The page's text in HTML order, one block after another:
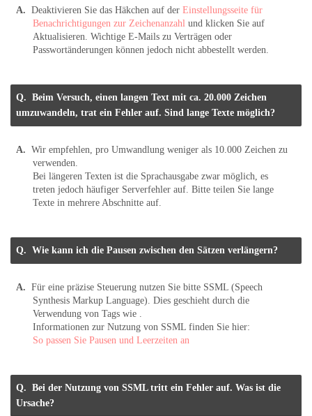
Deaktivieren Sie das Häkchen auf der Einstellungsseite für
Benachrichtigungen zur Zeichenanzahl und klicken Sie auf
Aktualisieren. Wichtige E-Mails zu Verträgen oder
Passwortänderungen können jedoch nicht abbestellt werden.
Beim Versuch, einen langen Text mit ca. 20.000 Zeichen
umzuwandeln, trat ein Fehler auf. Sind lange Texte möglich?
Wir empfehlen, pro Umwandlung weniger als 10.000 Zeichen zu
verwenden.
Bei längeren Texten ist die Sprachausgabe zwar möglich, es
treten jedoch häufiger Serverfehler auf. Bitte teilen Sie lange
Texte in mehrere Abschnitte auf.
Wie kann ich die Pausen zwischen den Sätzen verlängern?
Für eine präzise Steuerung nutzen Sie bitte SSML (Speech
Synthesis Markup Language). Dies geschieht durch die
Verwendung von Tags wie
Informationen zur Nutzung von SSML finden Sie hier:
So passen Sie Pausen und Leerzeiten an
Bei der Nutzung von SSML tritt ein Fehler auf. Was ist die
Ursache?